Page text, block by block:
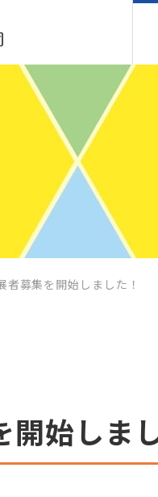
者募集を開始しました！
始しま